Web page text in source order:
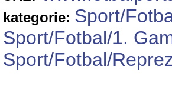
kategorie: Sport/
Sport/Fotbal/1.
Sport/Fotbal/